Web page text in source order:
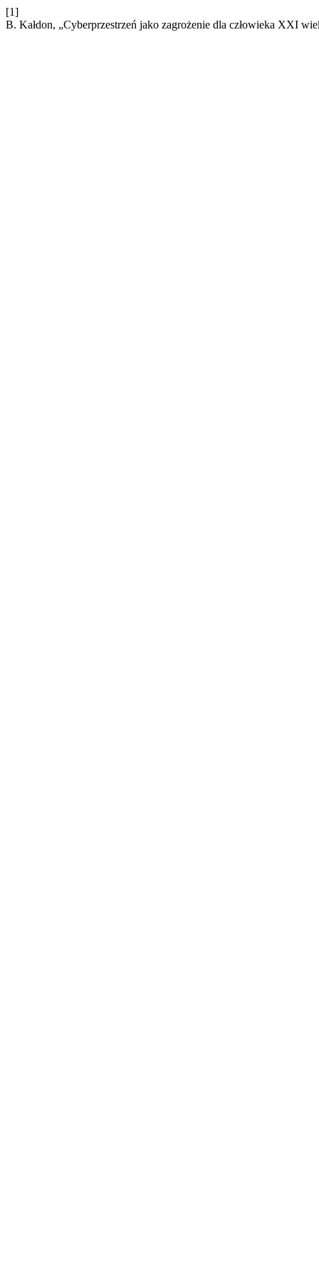
[1]
B. Kałdon, „Cyberprzestrzeń jako zagrożenie dla człowieka XXI